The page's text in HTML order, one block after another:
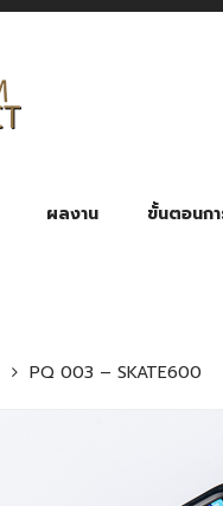
ผลงาน ขั้นตอนก
PQ 003 – SKATE600